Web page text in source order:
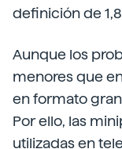
definición de
Aunque los
menores que
en formato
Por ello, las
utilizadas en